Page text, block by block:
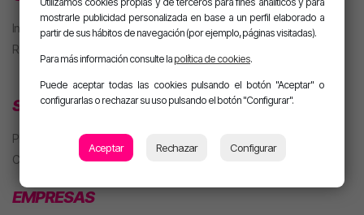
Iniciar sesión
Regístrate
SECCIONES
Playlist
Concursos
EMPRESAS
mostrarle publicidad personalizada en base a un perfil elaborado a
partir de sus hábitos de navegación (por ejemplo, páginas visitadas).
Para más información consulte la política de cookies.
Puede aceptar todas las cookies pulsando el botón "Aceptar" o
configurarlas o rechazar su uso pulsando el botón "Configurar".
Aceptar Rechazar Configurar